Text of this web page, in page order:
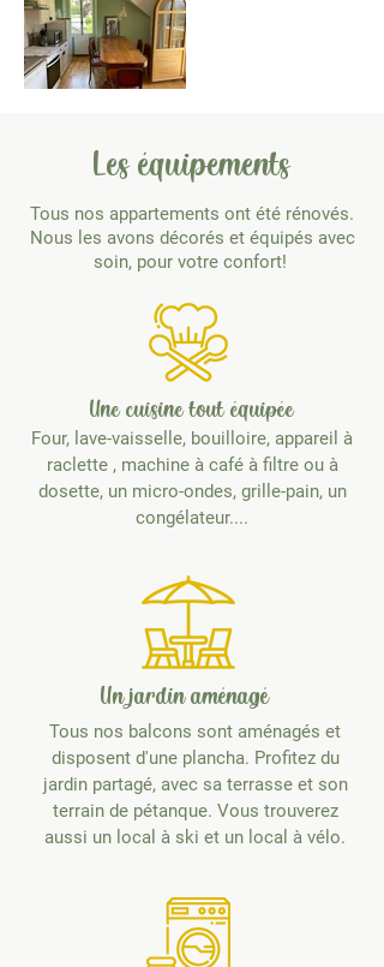
Les équipements
Tous nos appartements ont été rénovés.
Nous les avons décorés et équipés avec
soin, pour votre confort!
Une cuisine tout équipée
Four, lave-vaisselle, bouilloire, appareil à
raclette , machine à café à filtre ou à
dosette, un micro-ondes, grille-pain, un
congélateur....
Un jardin aménagé
Tous nos balcons sont aménagés et
disposent d'une plancha. Profitez du
jardin partagé, avec sa terrasse et son
terrain de pétanque. Vous trouverez
aussi un local à ski et un local à vélo.